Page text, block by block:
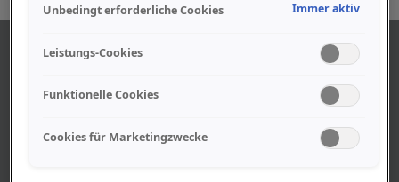
Geschäftszeiten
Unbedingt erforderliche Cookies Immer aktiv
Leistungs-Cookies
Funktionelle Cookies
Cookies für Marketingzwecke